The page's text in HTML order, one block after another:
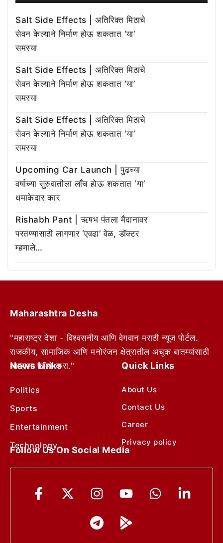
Salt Side Effects | अतिरिक्त मिठाचे
सेवन केल्याने निर्माण होऊ शकतात ‘या’
समस्या
Salt Side Effects | अतिरिक्त मिठाचे
सेवन केल्याने निर्माण होऊ शकतात ‘या’
समस्या
Salt Side Effects | अतिरिक्त मिठाचे
सेवन केल्याने निर्माण होऊ शकतात ‘या’
समस्या
Upcoming Car Launch | पुढच्या
वर्षाच्या सुरुवातीला लाँच होऊ शकतात ‘या’
धमाकेदार कार
Rishabh Pant | ऋषभ पंतला मैदानावर
परतण्यासाठी लागणार ‘एवढा’ वेळ, डॉक्टर
म्हणाले…
Maharashtra Desha
"महाराष्ट्र देशा - विश्वसनीय आणि वेगवान मराठी न्यूज पोर्टल.
राजकीय, सामाजिक आणि मनोरंजन क्षेत्रातील अचूक बातम्यांसाठी
आम्हाला फॉलो करा."
News Links
Politics
Sports
Entertainment
Technology
Quick Links
About Us
Contact Us
Career
Privacy policy
Follow Us On Social Media